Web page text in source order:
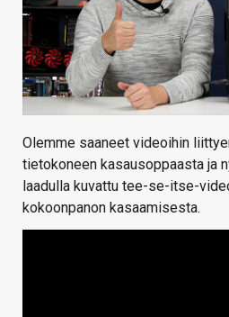
HAKU
Olemme saaneet videoihin
tietokoneen kasausoppaasta ja
laadulla kuvattu tee-se-itse-
kokoonpanon kasaamisesta.